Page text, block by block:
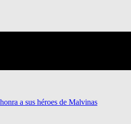
a sus héroes de Malvinas